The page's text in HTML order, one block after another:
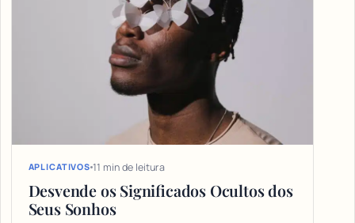
APLICATIVOS 11 min de leitura
Desvende os Significados Ocultos dos
Seus Sonhos